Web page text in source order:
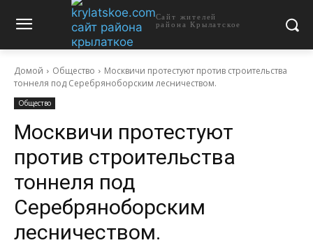
Сайт жителей
района Крылатское
Домой Общество
Москвичи протестуют против строительства
тоннеля под Серебряноборским лесничеством.
Общество
Москвичи протестуют
против строительства
тоннеля под
Серебряноборским
лесничеством.